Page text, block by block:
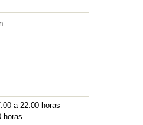
a 22:00 horas